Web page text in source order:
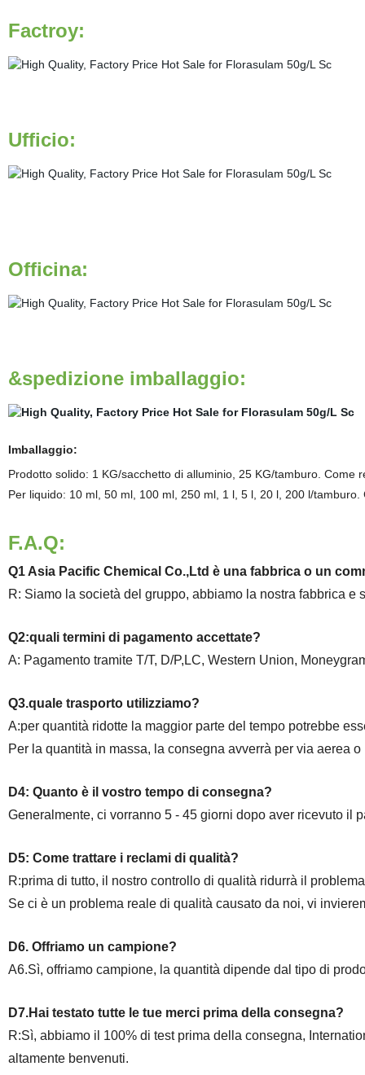
Factroy:
Ufficio:
Officina:
&spedizione imballaggio:
Imballaggio:
Prodotto solido: 1 KG/sacchetto di alluminio, 25 KG/tamburo. Come
Per liquido: 10 ml, 50 ml, 100 ml, 250 ml, 1 l, 5 l, 20 l, 200 l/
F.A.Q:
Q1 Asia Pacific Chemical Co.,Ltd è una fabbrica o un
R: Siamo la società del gruppo, abbiamo la nostra fabbrica e
Q2:quali termini di pagamento accettate?
A: Pagamento tramite T/T, D/P,LC, Western Union,
Q3.quale trasporto utilizziamo?
A:per quantità ridotte la maggior parte del tempo potrebbe
Per la quantità in massa, la consegna avverrà per via aerea o
D4: Quanto è il vostro tempo di consegna?
Generalmente, ci vorranno 5 - 45 giorni dopo aver ricevuto il
D5: Come trattare i reclami di qualità?
R:prima di tutto, il nostro controllo di qualità ridurrà il
Se ci è un problema reale di qualità causato da noi, vi
D6. Offriamo un campione?
A6.Sì, offriamo campione, la quantità dipende dal tipo di
D7.Hai testato tutte le tue merci prima della consegna?
R:Sì, abbiamo il 100% di test prima della consegna,
altamente benvenuti.